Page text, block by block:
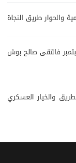
والحوار طريق النجاة
فالتقى صالح بوش
والخيار العسكري